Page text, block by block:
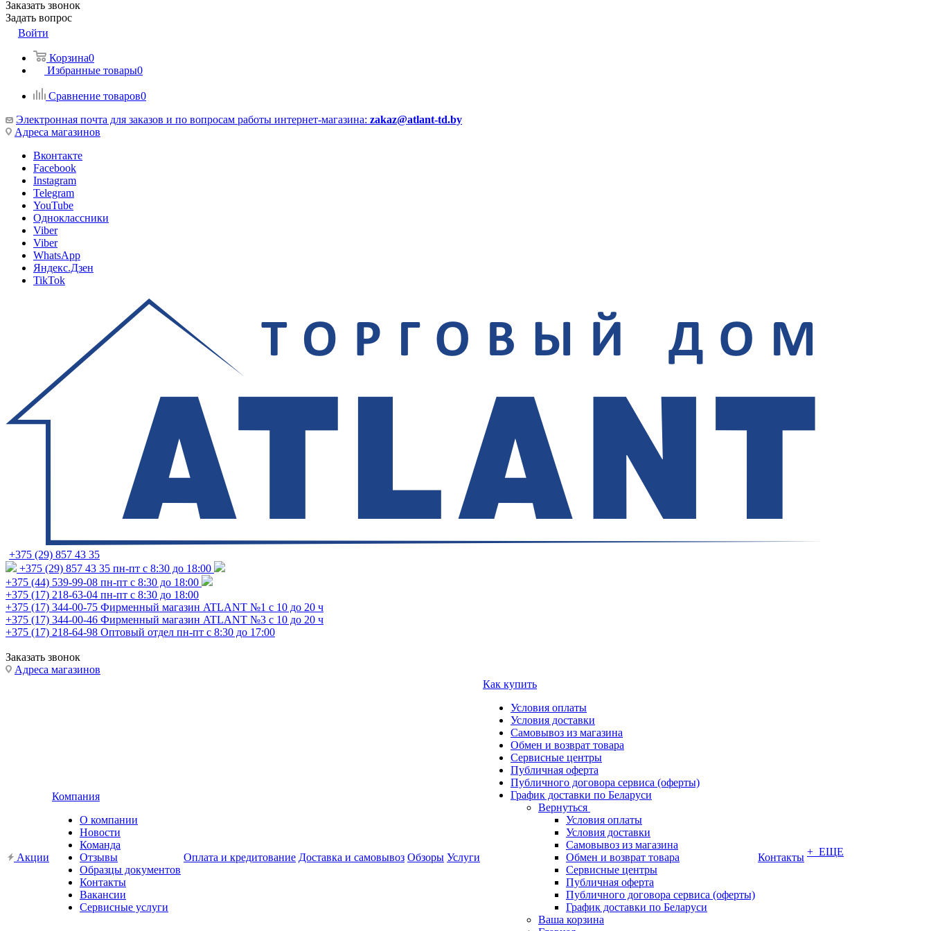
Заказать звонок
Задать вопрос
Войти
Корзина0
Избранные товары0
Сравнение товаров0
Электронная почта для заказов и по вопросам работы интернет-магазина: zakaz@atlant-td.by
Адреса магазинов
Вконтакте
Facebook
Instagram
Telegram
YouTube
Одноклассники
Viber
Viber
WhatsApp
Яндекс.Дзен
TikTok
+375 (29) 857 43 35
+375 (29) 857 43 35 пн-пт с 8:30 до 18:00
+375 (44) 539-99-08 пн-пт с 8:30 до 18:00
+375 (17) 218-63-04 пн-пт с 8:30 до 18:00
+375 (17) 344-00-75 Фирменный магазин ATLANT №1 с 10 до 20 ч
+375 (17) 344-00-46 Фирменный магазин ATLANT №3 с 10 до 20 ч
+375 (17) 218-64-98 Оптовый отдел пн-пт с 8:30 до 17:00
Заказать звонок
Адреса магазинов
Акции
Компания
О компании
Новости
Команда
Отзывы
Образцы документов
Контакты
Вакансии
Сервисные услуги
Оплата и кредитование Доставка и самовывоз Обзоры Услуги
Как купить
Условия оплаты
Условия доставки
Самовывоз из магазина
Обмен и возврат товара
Сервисные центры
Публичная оферта
Публичного договора сервиса (оферты)
График доставки по Беларуси
Вернуться
Условия оплаты
Условия доставки
Самовывоз из магазина
Обмен и возврат товара
Сервисные центры
Публичная оферта
Публичного договора сервиса (оферты)
График доставки по Беларуси
Ваша корзина
Контакты + ЕЩЕ